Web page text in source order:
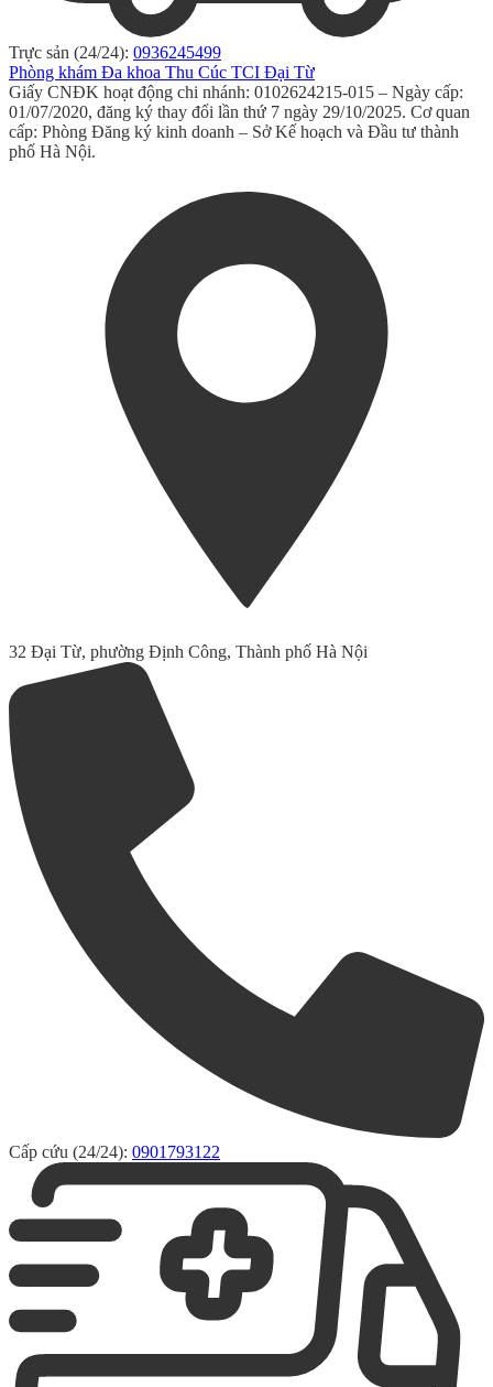
Trực sản (24/24): 0936245499
Phòng khám Đa khoa Thu Cúc TCI Đại Từ
Giấy CNĐK hoạt động chi nhánh: 0102624215-015 – Ngày cấp:
01/07/2020, đăng ký thay đổi lần thứ 7 ngày 29/10/2025. Cơ quan
cấp: Phòng Đăng ký kinh doanh – Sở Kế hoạch và Đầu tư thành
phố Hà Nội.
32 Đại Từ, phường Định Công, Thành phố Hà Nội
Cấp cứu (24/24): 0901793122